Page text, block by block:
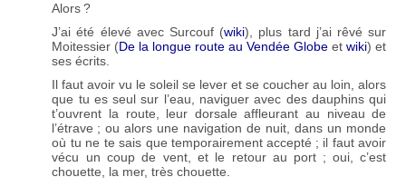
Alors ?
J’ai été élevé avec Surcouf (wiki), plus tard j’ai rêvé sur
Moitessier (De la longue route au Vendée Globe etwiki) et
ses écrits.
Il faut avoir vu le soleil se lever et se coucher au loin, alors
que tu es seul sur l’eau, naviguer avec des dauphins qui
t’ouvrent la route, leur dorsale affleurant au niveau de
l’étrave ; ou alors une navigation de nuit, dans un monde
où tu ne te sais que temporairement accepté ; il faut avoir
vécu un coup de vent, et le retour au port ; oui, c’est
chouette, la mer, très chouette.